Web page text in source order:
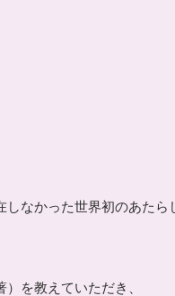
なかった世界初のあたら
を教えていただき、